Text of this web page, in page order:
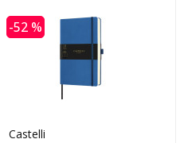
-52 %
Castelli